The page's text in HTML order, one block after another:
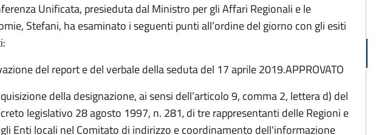
Unificata, presieduta dal Ministro per gli Affari Regionali e le
Stefani, ha esaminato i seguenti punti all’ordine del giorno con gli esiti
del report e del verbale della seduta del 17 aprile 2019.APPROVATO
della designazione, ai sensi dell’articolo 9, comma 2, lettera d) del
legislativo 28 agosto 1997, n. 281,di tre rappresentanti delle Regioni e
Enti locali nel Comitato di indirizzo e coordinamento dell'informazione